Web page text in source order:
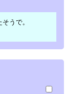
うで。